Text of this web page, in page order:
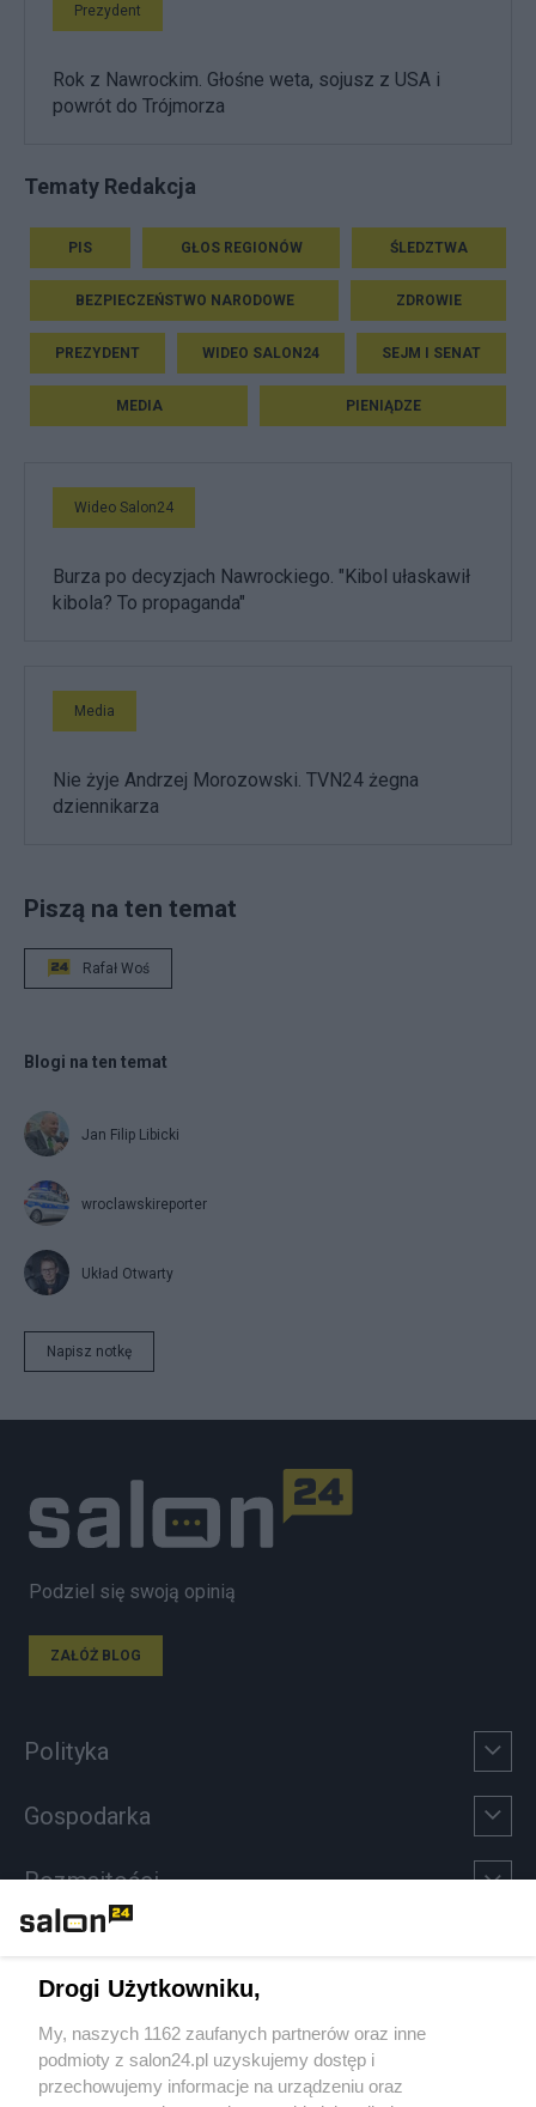
Prezydent
Rok z Nawrockim. Głośne weta, sojusz z USA i
powrót do Trójmorza
Tematy Redakcja
PIS GŁOS REGIONÓW ŚLEDZTWA
BEZPIECZEŃSTWO NARODOWE ZDROWIE
PREZYDENT WIDEO SALON24 SEJM I SENAT
MEDIA PIENIĄDZE
Wideo Salon24
Burza po decyzjach Nawrockiego. "Kibol ułaskawił
kibola? To propaganda"
Media
Nie żyje Andrzej Morozowski. TVN24 żegna
dziennikarza
Piszą na ten temat
Rafał Woś
Blogi na ten temat
Jan Filip Libicki
wroclawskireporter
Układ Otwarty
Napisz notkę
Podziel się swoją opinią
ZAŁÓŻ BLOG
Polityka
Gospodarka
Rozmaitości
Sport
Społeczeństwo
Drogi Użytkowniku,
My, naszych 1162 zaufanych partnerów oraz inne
podmioty z salon24.pl uzyskujemy dostęp i
przechowujemy informacje na urządzeniu oraz